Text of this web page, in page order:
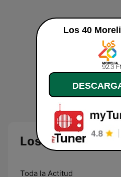
Los 40 Morelia
Toda la Actitud
Los 40